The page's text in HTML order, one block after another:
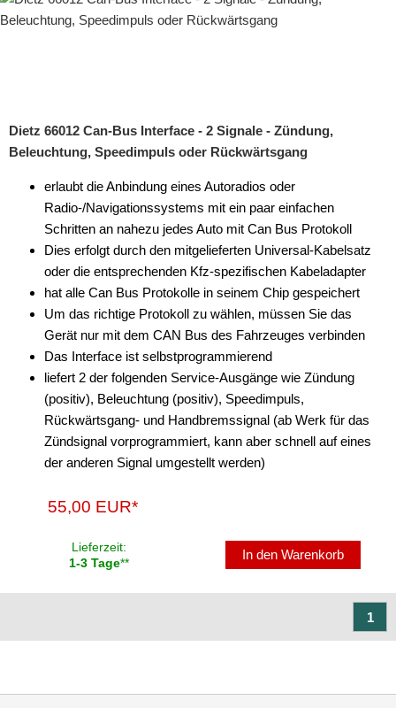
Verstärker-Zubehör
Dietz 66012 Can-Bus Interface - 2 Signale - Zündung,
Beleuchtung, Speedimpuls oder Rückwärtsgang
erlaubt die Anbindung eines Autoradios oder
Radio-/Navigationssystems mit ein paar einfachen
Schritten an nahezu jedes Auto mit Can Bus Protokoll
Dies erfolgt durch den mitgelieferten Universal-Kabelsatz
oder die entsprechenden Kfz-spezifischen Kabeladapter
hat alle Can Bus Protokolle in seinem Chip gespeichert
Um das richtige Protokoll zu wählen, müssen Sie das
Gerät nur mit dem CAN Bus des Fahrzeuges verbinden
Das Interface ist selbstprogrammierend
liefert 2 der folgenden Service-Ausgänge wie Zündung
(positiv), Beleuchtung (positiv), Speedimpuls,
Rückwärtsgang- und Handbremssignal (ab Werk für das
Zündsignal vorprogrammiert, kann aber schnell auf eines
der anderen Signal umgestellt werden)
55,00 EUR*
Lieferzeit:
1-3 Tage**
In den Warenkorb
1